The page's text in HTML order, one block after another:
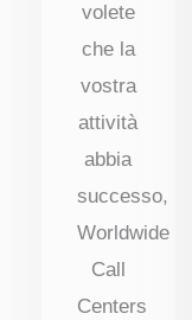
volete
che la
vostra
attività
abbia
successo,
Worldwide
Call
Centers